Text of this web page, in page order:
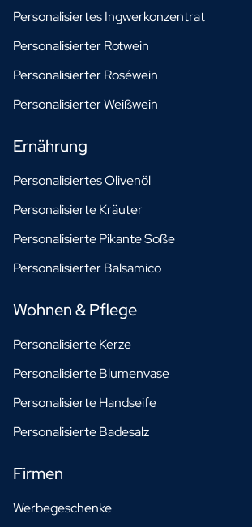
Personalisiertes Ingwerkonzentrat
Personalisierter Rotwein
Personalisierter Roséwein
Personalisierter Weißwein
Ernährung
Personalisiertes Olivenöl
Personalisierte Kräuter
Personalisierte Pikante Soße
Personalisierter Balsamico
Wohnen & Pflege
Personalisierte Kerze
Personalisierte Blumenvase
Personalisierte Handseife
Personalisierte Badesalz
Firmen
Werbegeschenke